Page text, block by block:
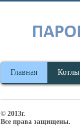
Главная Котлы
© 2013г.
Все права защищены.